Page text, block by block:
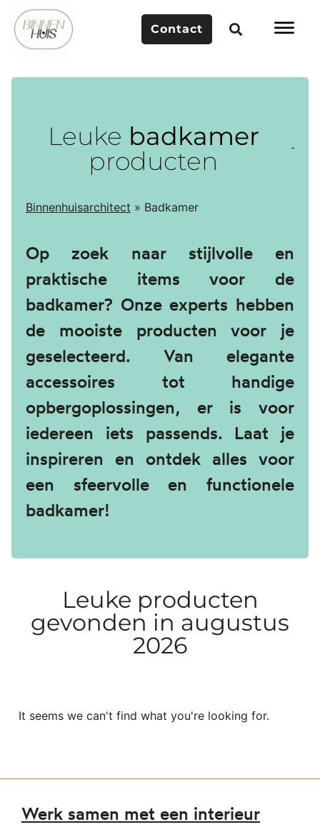
Contact
Leuke badkamer
producten
Binnenhuisarchitect » Badkamer
Op zoek naar stijlvolle en
praktische items voor de
badkamer? Onze experts hebben
de mooiste producten voor je
geselecteerd. Van elegante
accessoires tot handige
opbergoplossingen, er is voor
iedereen iets passends. Laat je
inspireren en ontdek alles voor
een sfeervolle en functionele
badkamer!
Leuke producten
gevonden in augustus
2026
It seems we can't find what you're looking for.
Werk samen met een interieur